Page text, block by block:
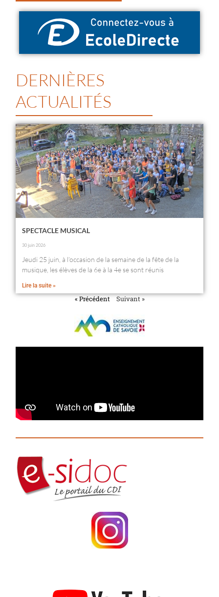
DERNIÈRES
ACTUALITÉS
SPECTACLE MUSICAL
30 juin 2026
Jeudi 25 juin, à l’occasion de la semaine de la fête de la
musique, les élèves de la 6e à la 4e se sont réunis
Lire la suite »
« Précédent Suivant »